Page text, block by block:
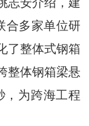
合多家单位研
了整体式钢箱
整体钢箱梁悬
，为跨海工程